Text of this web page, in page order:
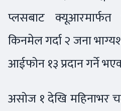
प्लसबाट
किनमेल गर्दा २ जना
आईफोन १३ प्रदान गर्ने
असोज १ देखि महिनाभर